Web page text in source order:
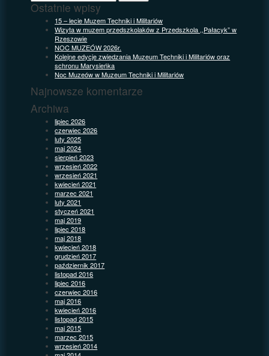
Ostatnie wpisy
15 – lecie Muzem Techniki i Militariów
Wizyta w muzem przedszkolaków z Przedszkola ,,Pałacyk” w
Rzeszowie
NOC MUZEÓW 2026r.
Kolejne edycje zwiedzania Muzeum Techniki i Militariów oraz
schronu Marysieńka
Noc Muzeów w Muzeum Techniki i Militariów
Najnowsze komentarze
Archiwa
lipiec 2026
czerwiec 2026
luty 2025
maj 2024
sierpień 2023
wrzesień 2022
wrzesień 2021
kwiecień 2021
marzec 2021
luty 2021
styczeń 2021
maj 2019
lipiec 2018
maj 2018
kwiecień 2018
grudzień 2017
październik 2017
listopad 2016
lipiec 2016
czerwiec 2016
maj 2016
kwiecień 2016
listopad 2015
maj 2015
marzec 2015
wrzesień 2014